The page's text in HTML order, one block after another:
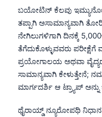
ಬಯೋಟಿನ್ ಕೆಲವು
ತಪ್ಪಾಗಿ ಅಸಾಮಾನ್ಯವಾಗಿ
ನೇಗಿಲುಗಳಿಗಾಗಿ ದಿನಕ್ಕೆ
ತೆಗೆದುಕೊಳ್ಳುವವರು ಪರೀಕ್ಷೆಗೆ
ಪ್ರಯೋಗಾಲಯ ಅಥವಾ
ಸಾಮಾನ್ಯವಾಗಿ ಕೇಳುತ್ತೇನೆ;
ಮಾರ್ಗದರ್ಶಿ ಆ ಟ್ರ್ಯಾಪ್
ಥೈರಾಯ್ಡ್ ನ್ಯೂರೋಪಥಿ
Basa Jawa
Cebuano
ئۇيغۇرچە
Кыргызча
Татар теле
Беларуская мова